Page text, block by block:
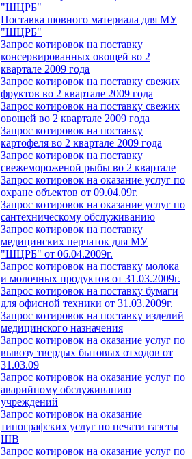
"ШЦРБ"
Поставка шовного материала для МУ
"ШЦРБ"
Запрос котировок на поставку
консервированных овощей во 2
квартале 2009 года
Запрос котировок на поставку свежих
фруктов во 2 квартале 2009 года
Запрос котировок на поставку свежих
овощей во 2 квартале 2009 года
Запрос котировок на поставку
картофеля во 2 квартале 2009 года
Запрос котировок на поставку
свежемороженой рыбы во 2 квартале
Запрос котировок на оказание услуг по
охране объектов от 09.04.09г.
Запрос котировок на оказание услуг по
сантехническому обслуживанию
Запрос котировок на поставку
медицинских перчаток для МУ
"ШЦРБ" от 06.04.2009г.
Запрос котировок на поставку молока
и молочных продуктов от 31.03.2009г.
Запрос котировок на поставку бумаги
для офисной техники от 31.03.2009г.
Запрос котировок на поставку изделий
медицинского назначения
Запрос котировок на оказание услуг по
вывозу твердых бытовых отходов от
31.03.09
Запрос котировок на оказание услуг по
аварийному обслуживанию
учреждений
Запрос котировок на оказание
типографских услуг по печати газеты
ШВ
Запрос котировок на оказание услуг по